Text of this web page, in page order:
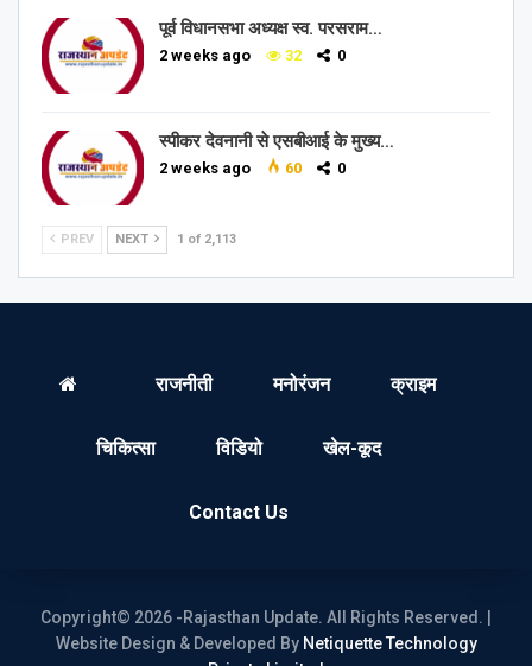
पूर्व विधानसभा अध्यक्ष स्व. परसराम…
2 weeks ago 32 0
स्पीकर देवनानी से एसबीआई के मुख्य…
2 weeks ago 60 0
PREV NEXT 1 of 2,113
राजनीती मनोरंजन क्राइम
चिकित्सा विडियो खेल-कूद
Contact Us
Copyright© 2026 -Rajasthan Update. All Rights Reserved. |
Website Design & Developed By Netiquette Technology